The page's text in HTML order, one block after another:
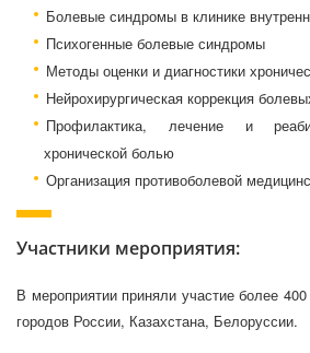
Болевые синдромы в клинике
Психогенные болевые синдромы
Методы оценки и диагностики
Нейрохирургическая коррекция
Профилактика, лечение и
хронической болью
Организация противоболевой
Участники мероприятия:
В мероприятии приняли участие более
городов России, Казахстана, Белоруссии.